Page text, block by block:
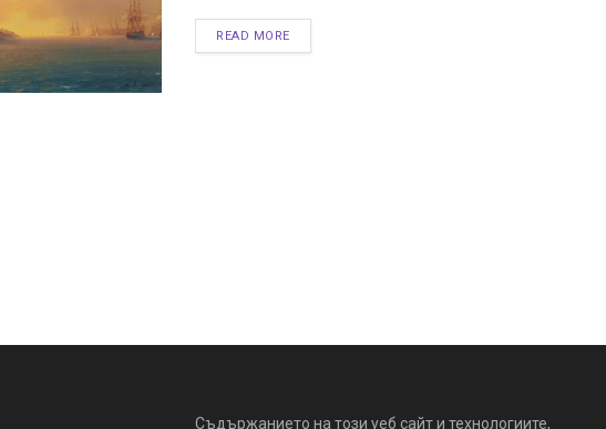
READ MORE
Съдържанието на този уеб сайт и технологиите,